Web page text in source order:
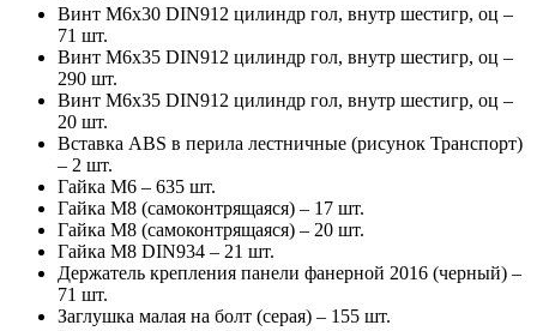
Винт М6х30 DIN912 цилиндр гол, внутр шестигр, оц –
71 шт.
Винт М6х35 DIN912 цилиндр гол, внутр шестигр, оц –
290 шт.
Винт М6х35 DIN912 цилиндр гол, внутр шестигр, оц –
20 шт.
Вставка ABS в перила лестничные (рисунок Транспорт)
– 2 шт.
Гайка М6 – 635 шт.
Гайка М8 (самоконтрящаяся) – 17 шт.
Гайка М8 (самоконтрящаяся) – 20 шт.
Гайка М8 DIN934 – 21 шт.
Держатель крепления панели фанерной 2016 (черный) –
71 шт.
Заглушка малая на болт (серая) – 155 шт.